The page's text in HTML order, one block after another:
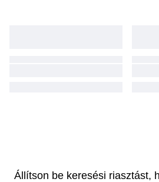
Állítson be keresési riasztást,